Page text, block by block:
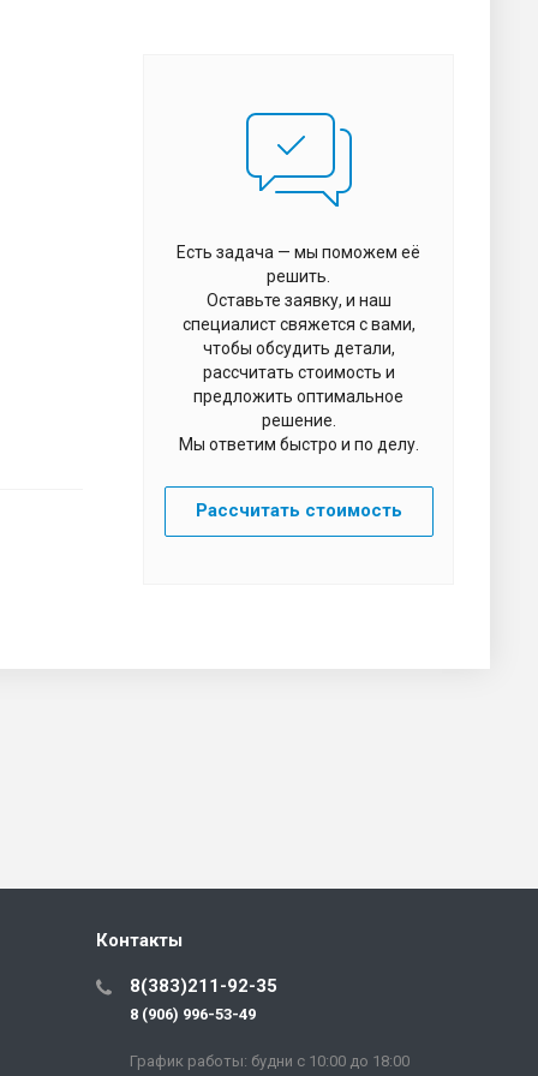
Есть задача — мы поможем её
решить.
Оставьте заявку, и наш
специалист свяжется с вами,
чтобы обсудить детали,
рассчитать стоимость и
предложить оптимальное
решение.
Мы ответим быстро и по делу.
Рассчитать стоимость
Контакты
8(383)211-92-35
8 (906) 996-53-49
График работы: будни с 10:00 до 18:00